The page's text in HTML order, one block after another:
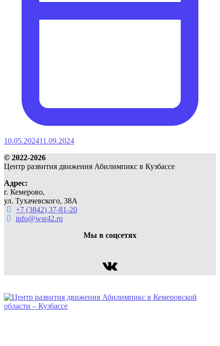
10.05.202411.09.2024
© 2022-2026
Центр развития движения Абилимпикс в Кузбассе
Адрес:
г. Кемерово,
ул. Тухачевского, 38А
+7 (3842) 37-81-20
info@wsr42.ru
Мы в соцсетях
ВКонтакте